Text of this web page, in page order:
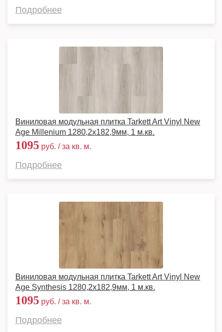
Подробнее
Виниловая модульная плитка Tarkett Art Vinyl New
Age Millenium 1280,2х182,9мм, 1 м.кв.
1095 руб. / за кв. м.
Подробнее
Виниловая модульная плитка Tarkett Art Vinyl New
Age Synthesis 1280,2х182,9мм, 1 м.кв.
1095 руб. / за кв. м.
Подробнее